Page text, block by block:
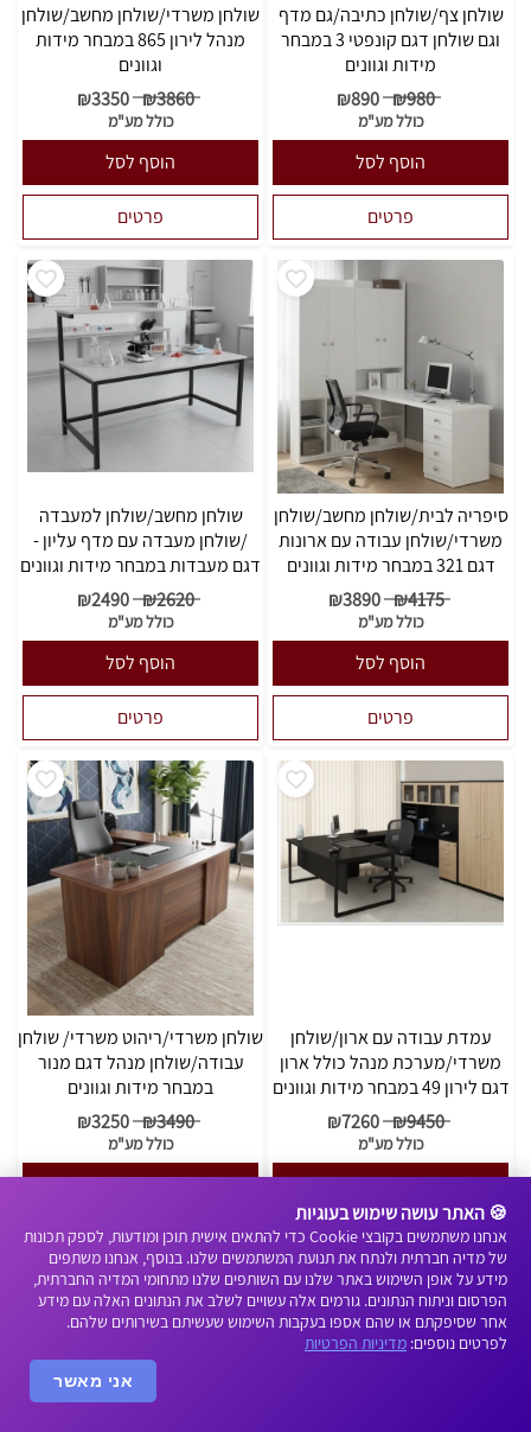
🍪 האתר עושה שימוש בעוגיות
אנחנו משתמשים בקובצי Cookie כדי להתאים אישית תוכן ומודעות, לספק תכונות
של מדיה חברתית ולנתח את תנועת המשתמשים שלנו. בנוסף, אנחנו משתפים
מידע על אופן השימוש באתר שלנו עם השותפים שלנו מתחומי המדיה החברתית,
הפרסום וניתוח הנתונים. גורמים אלה עשויים לשלב את הנתונים האלה עם מידע
אחר שסיפקתם או שהם אספו בעקבות השימוש שעשיתם בשירותים שלהם.
לפרטים נוספים: מדיניות הפרטיות
אני מאשר
שולחן צף/שולחן כתיבה/גם מדף
וגם שולחן דגם קונפטי 3 במבחר
מידות וגוונים
₪980
₪890
כולל מע"מ
הוסף לסל
פרטים
שולחן משרדי/שולחן מחשב/שולחן
מנהל לירון 865 במבחר מידות
וגוונים
₪3860
₪3350
כולל מע"מ
הוסף לסל
פרטים
סיפריה לבית/שולחן מחשב/שולחן
משרדי/שולחן עבודה עם ארונות
דגם 321 במבחר מידות וגוונים
₪4175
₪3890
כולל מע"מ
הוסף לסל
פרטים
שולחן מחשב/שולחן למעבדה
/שולחן מעבדה עם מדף עליון -
דגם מעבדות במבחר מידות וגוונים
₪2620
₪2490
כולל מע"מ
הוסף לסל
פרטים
עמדת עבודה עם ארון/שולחן
משרדי/מערכת מנהל כולל ארון
דגם לירון 49 במבחר מידות וגוונים
₪9450
₪7260
כולל מע"מ
הוסף לסל
פרטים
שולחן משרדי/ריהוט משרדי/ שולחן
עבודה/שולחן מנהל דגם מנור
במבחר מידות וגוונים
₪3490
₪3250
כולל מע"מ
הוסף לסל
פרטים